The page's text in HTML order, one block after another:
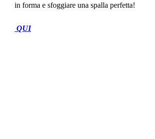
in forma e sfoggiare una spalla perfetta!
QUI